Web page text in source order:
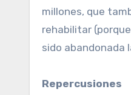
millones, que
rehabilitar
sido abandonada
Repercusiones